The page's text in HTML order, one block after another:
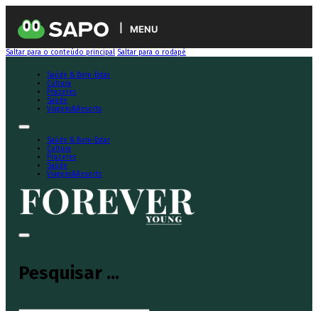
MENU
Saltar para o conteúdo principal Saltar para o rodapé
Saúde & Bem-Estar
Cultura
Prazeres
Saúde
Viagens&Resorts
Saúde & Bem-Estar
Cultura
Prazeres
Saúde
Viagens&Resorts
Pesquisar ...